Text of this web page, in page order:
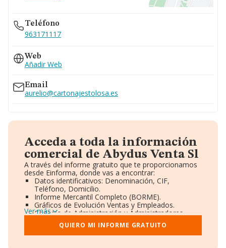
Teléfono
963171117
Web
Añadir Web
Email
aurelio@cartonajestolosa.es
Acceda a toda la información
comercial de Abydus Venta Sl
A través del informe gratuito que te proporcionamos
desde Einforma, donde vas a encontrar:
Datos identificativos: Denominación, CIF,
Teléfono, Domicilio.
Informe Mercantil Completo (BORME).
Gráficos de Evolución Ventas y Empleados.
Consejo de Administración y Administradores.
Directivos y Ejecutivos.
Accionistas.
Participaciones y Vinculaciones en otras empresas.
Ver más
QUIERO MI INFORME GRATUITO